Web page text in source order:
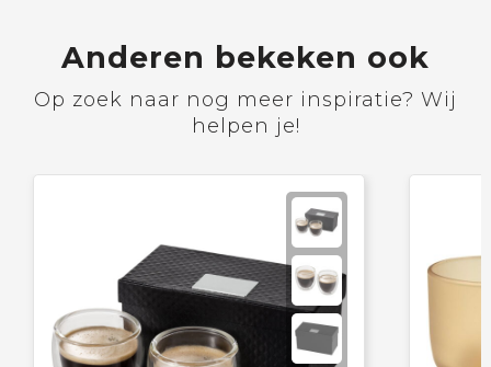
Anderen bekeken ook
Op zoek naar nog meer inspiratie? Wij
helpen je!